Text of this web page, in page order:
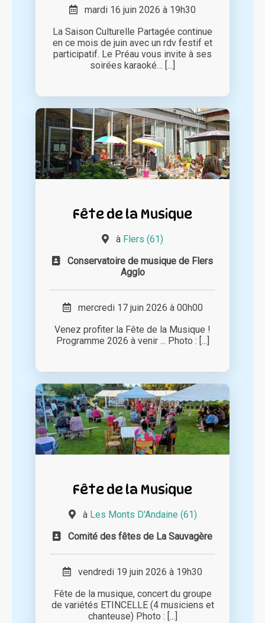
mardi 16 juin 2026 à 19h30
La Saison Culturelle Partagée continue
en ce mois de juin avec un rdv festif et
participatif. Le Préau vous invite à ses
soirées karaoké… [...]
Fête de la Musique
à Flers (61)
Conservatoire de musique de Flers
Agglo
mercredi 17 juin 2026 à 00h00
Venez profiter la Fête de la Musique !
Programme 2026 à venir ... Photo : [...]
Fête de la Musique
à Les Monts D'Andaine (61)
Comité des fêtes de La Sauvagère
vendredi 19 juin 2026 à 19h30
Fête de la musique, concert du groupe
de variétés ETINCELLE (4 musiciens et
chanteuse) Photo : [...]